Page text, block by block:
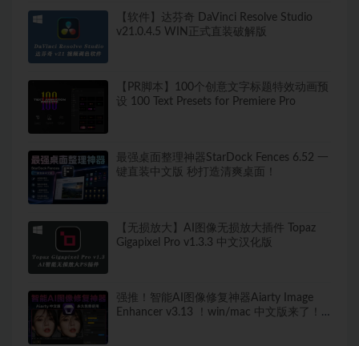
【软件】达芬奇 DaVinci Resolve Studio
v21.0.4.5 WIN正式直装破解版
【PR脚本】100个创意文字标题特效动画预
设 100 Text Presets for Premiere Pro
最强桌面整理神器StarDock Fences 6.52 一
键直装中文版 秒打造清爽桌面！
【无损放大】AI图像无损放大插件 Topaz
Gigapixel Pro v1.3.3 中文汉化版
强推！智能AI图像修复神器Aiarty Image
Enhancer v3.13 ！win/mac 中文版来了！